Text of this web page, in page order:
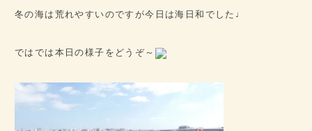
冬の海は荒れやすいのですが今日は海日和でした♩
ではでは本日の様子をどうぞ～